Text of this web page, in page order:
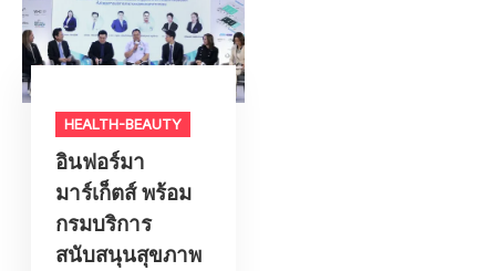
HEALTH-BEAUTY
อินฟอร์มา
มาร์เก็ตส์ พร้อม
กรมบริการ
สนับสนุนสุขภาพ